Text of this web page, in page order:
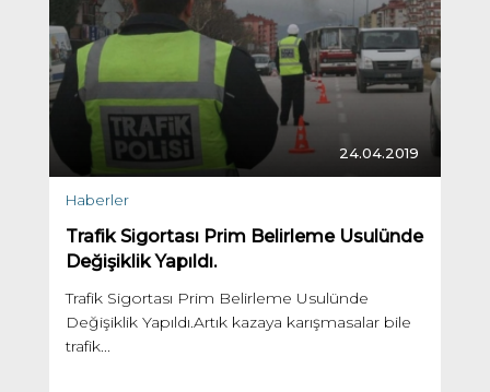
24.04.2019
Haberler
Trafik Sigortası Prim Belirleme Usulünde
Değişiklik Yapıldı.
Trafik Sigortası Prim Belirleme Usulünde
Değişiklik Yapıldı.Artık kazaya karışmasalar bile
trafik...